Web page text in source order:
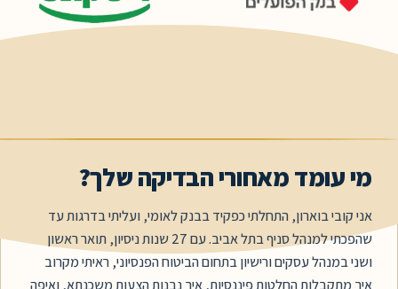
מאחורי הבדיקה שלך?
בוארון,התחלתיכפקידבבנקלאומי,ועליתיבדרגותעד
למנהלסניףבתלאביב.עם27שנותניסיון,תוארראשון
עסקיםורישיוןבתחוםהביטוחהפנסיוני,ראיתימקרוב
החלטותפיננסיות,איךנבנות הצעותמשכנתא,ואיפה